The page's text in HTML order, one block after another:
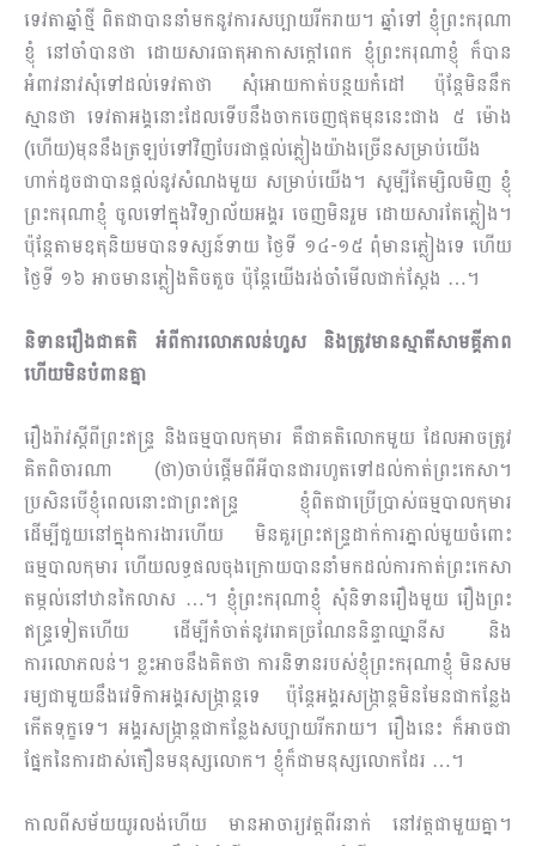
ទេវតាឆ្នាំថ្មី ពិតជាបាននាំមកនូវការសប្បាយរីករាយ។ ឆ្នាំទៅ ខ្ញុំព្រះករុណា
ខ្ញុំ នៅចាំបានថា ដោយសារ​ធាតុ​អាកាសក្ដៅពេក ខ្ញុំព្រះករុណាខ្ញុំ ក៏បាន
អំពាវនាវសុំទៅដល់ទេវតាថា សុំអោយកាត់បន្ថយកំដៅ ប៉ុន្តែ​មិន​នឹក
ស្មានថា ទេវតាអង្គនោះដែលទើបនឹងចាកចេញផុតមុននេះជាង ៥ ម៉ោង
(ហើយ)មុននឹងត្រឡប់​ទៅវិញបែរជាផ្ដល់ភ្លៀងយ៉ាងច្រើនសម្រាប់យើង
ហាក់ដូចជាបានផ្ដល់នូវសំណងមួយ សម្រាប់យើង។ សូម្បី​​តែ​ម្សិល​មិញ ខ្ញុំ
ព្រះករុណាខ្ញុំ ចូលទៅក្នុងវិទ្យាល័យអង្គរ ចេញមិនរួម ដោយសារតែភ្លៀង។
ប៉ុន្តែតាម​​ឧតុនិ​​​យម​បានទស្សន៍ទាយ ថ្ងៃទី ១៤-១៥ ពុំមានភ្លៀងទេ ហើយ
ថ្ងៃទី ១៦​ អាចមានភ្លៀងតិចតួច ប៉ុន្តែ​យើង​រង់ចាំមើលជាក់ស្ដែង …។
និទានរឿងជាគតិ អំពីការលោភលន់ហួស និងត្រូវមានស្មាតីសាមគ្គីភាព
ហើយមិនបំពានគ្នា
រឿងរ៉ាវស្តីពីព្រះឥន្ទ្រ និងធម្មបាលកុមារ គឺជាគតិលោកមួយ ដែលអាចត្រូវ
គិតពិចារណា (ថា)ចាប់ផ្ដើមពីអី​បាន​​ជារហូតទៅដល់កាត់ព្រះកេសា។
ប្រសិនបើខ្ញុំពេលនោះជាព្រះឥន្ទ្រ ខ្ញុំពិតជាប្រើប្រាស់ធម្មបាលកុមារ
ដើម្បីជួយនៅក្នុងការងារហើយ មិនគួរព្រះឥន្ទ្រដាក់ការភ្នាល់មួយចំពោះ
ធម្មបាលកុមារ ហើយលទ្ធផលចុង​ក្រោយ​បាននាំមកដល់ការកាត់ព្រះកេសា
តម្កល់នៅឋានកៃលាស …។ ខ្ញុំព្រះករុណាខ្ញុំ សុំនិទានរឿងមួយ រឿងព្រះ
ឥន្ទ្រទៀតហើយ ដើម្បីកំចាត់នូវរោគច្រណែននិន្ទាឈ្នានីស និង
ការលោភលន់។ ខ្លះអាចនឹងគិតថា ការនិទានរបស់ខ្ញុំព្រះករុណាខ្ញុំ មិនសម
រម្យជាមួយនឹងវេទិកាអង្គរសង្រ្កាន្តទេ ប៉ុន្តែអង្គរសង្រ្កាន្តមិនមែនជា​កន្លែង​
កើតទុក្ខទេ។ អង្គរសង្រ្កាន្តជាកន្លែងសប្បាយរីករាយ។ រឿងនេះ ក៏អាចជា
ផ្នែកនៃការដាស់តឿន​មនុស្ស​លោក។ ខ្ញុំក៏ជាមនុស្សលោកដែរ …។
កាលពីសម័យយូរលង់ហើយ មានអាចារ្យវត្តពីរនាក់ នៅវត្តជាមួយគ្នា។